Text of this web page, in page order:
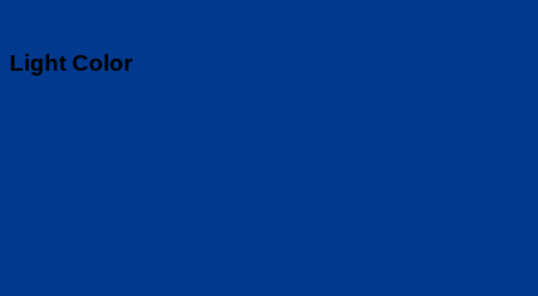
Light Color